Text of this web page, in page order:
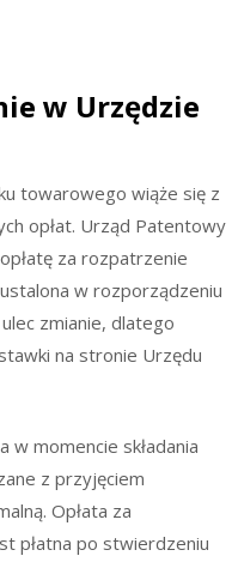
w Urzędzie
towarowego wiąże się z
opłat. Urząd Patentowy
za rozpatrzenie
w rozporządzeniu
zmianie, dlatego
na stronie Urzędu
w momencie składania
z przyjęciem
Opłata za
płatna po stwierdzeniu